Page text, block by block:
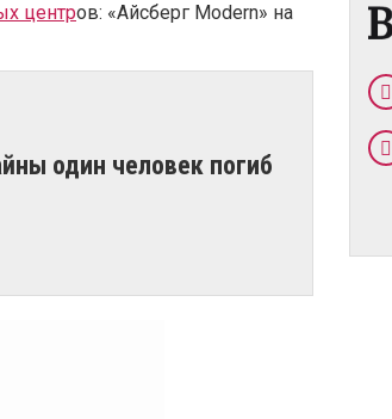
центров: «Айсберг Modern» на
один человек погиб